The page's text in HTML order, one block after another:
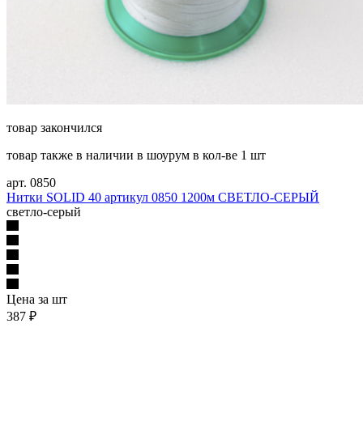
товар закончился
товар также в наличии в шоурум в кол-ве 1 шт
арт. 0850
Нитки SOLID 40 артикул 0850 1200м СВЕТЛО-СЕРЫЙ
светло-серый
Цена за шт